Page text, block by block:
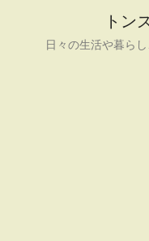
トン
日々の生活や暮ら